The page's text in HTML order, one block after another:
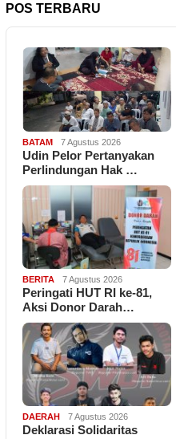
POS TERBARU
BATAM 7 Agustus 2026
Udin Pelor Pertanyakan
Perlindungan Hak …
BERITA 7 Agustus 2026
Peringati HUT RI ke-81,
Aksi Donor Darah…
DAERAH 7 Agustus 2026
Deklarasi Solidaritas